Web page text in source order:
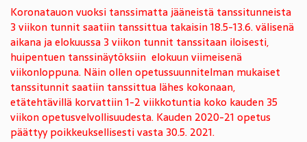
Koronatauon vuoksi tanssimatta jääneistä tanssitunneista
3 viikon tunnit saatiin tanssittua takaisin 18.5-13.6. välisenä
aikana ja elokuussa 3 viikon tunnit tanssitaan iloisesti,
huipentuen tanssinäytöksiin elokuun viimeisenä
viikonloppuna. Näin ollen opetussuunnitelman mukaiset
tanssitunnit saatiin tanssittua lähes kokonaan,
etätehtävillä korvattiin 1-2 viikkotuntia koko kauden 35
viikon opetusvelvollisuudesta. Kauden 2020-21 opetus
päättyy poikkeuksellisesti vasta 30.5. 2021.